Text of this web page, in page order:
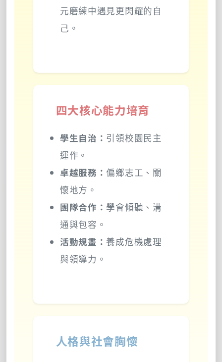
元磨練中遇見更閃耀的自
己。
四大核心能力培育
學生自治： 引領校園民主
運作。
卓越服務： 偏鄉志工、關
懷地方。
團隊合作： 學會傾聽、溝
通與包容。
活動規畫： 養成危機處理
與領導力。
人格與社會胸懷